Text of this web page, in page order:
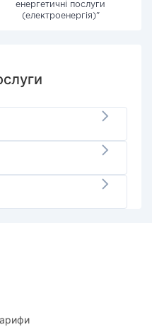
енергетичні послуги
(електроенергія)"